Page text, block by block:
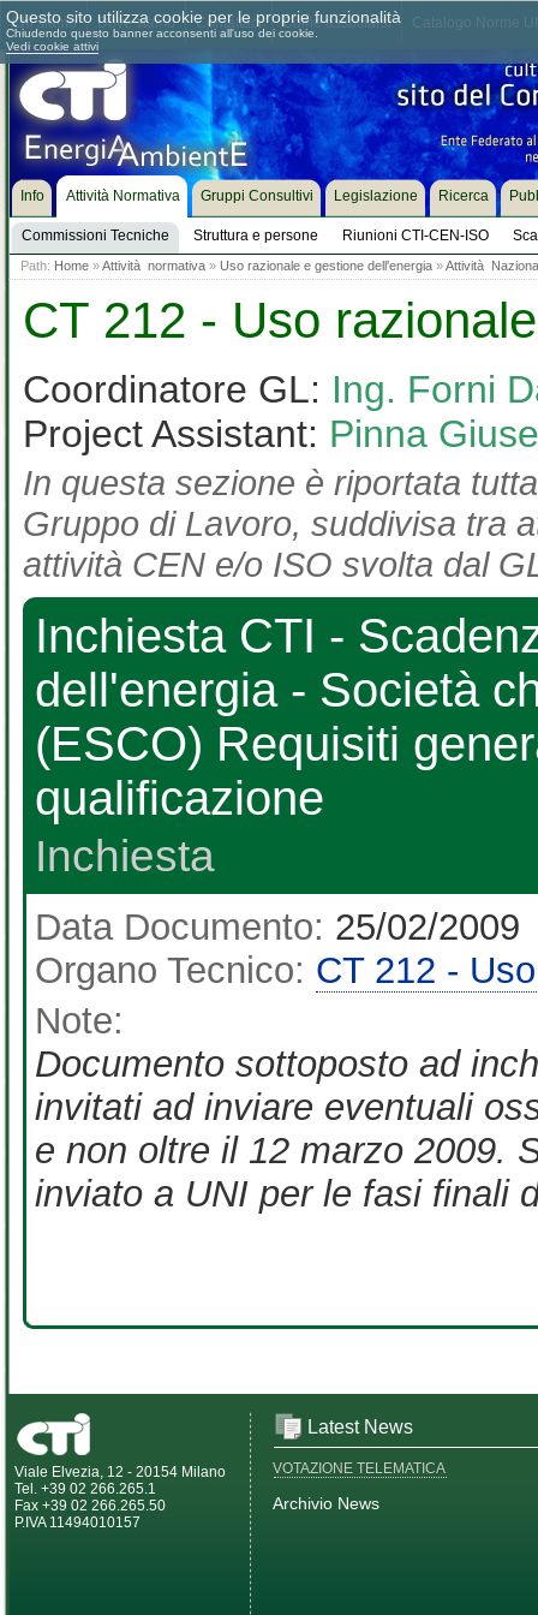
Chi siamo Dove siamo Contattaci Come associarsi
Info Attività Normativa
Commissioni Tecniche Struttura e persone Riunioni CTI-CEN-ISO
Gruppi Consultivi Legislazione Ricerca
Path: Home »Attività normativa » Uso razionale e gestione dell'energia »Attività
CT 212 - Uso
Coordinatore GL: Ing. Forni
Project Assistant: Pinna
In questa sezione è riportata
Gruppo di Lavoro, suddivisa tra
attività CEN e/o ISO svolta dal
Inchiesta CTI -
dell'energia - Società
(ESCO) Requisiti
qualificazione
Inchiesta
Data Documento: 25/02/2009
Organo Tecnico: CT 212 -
Note:
Documento sottoposto ad
invitati ad inviare eventuali
e non oltre il 12 marzo 2009.
inviato a UNI per le fasi finali
Viale Elvezia, 12 - 20154 Milano
Tel. +39 02 266.265.1
Fax +39 02 266.265.50
P.IVA 11494010157
Latest News
VOTAZIONE TELEMATICA
Archivio News
Questo sito utilizza cookie per le proprie funzionalità
Chiudendo questo banner acconsenti all'uso dei cookie.
Vedi cookie attivi